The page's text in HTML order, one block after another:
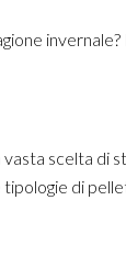
scelta di
di